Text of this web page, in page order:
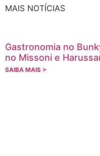
MAIS NOTÍCIAS
Gastronomia no
no Missoni e
SAIBA MAIS >